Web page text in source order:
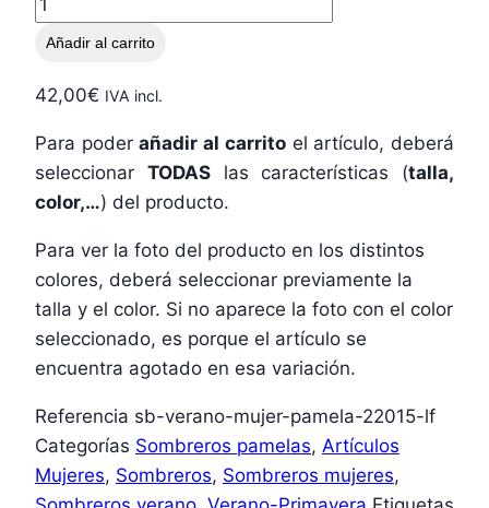
Añadir al carrito
42,00€ IVA incl.
Para poderañadir al carritoel artículo, deberá
seleccionar TODASlas características (talla,
color,…) del producto.
Para ver la foto del producto en los distintos
colores, deberá seleccionar previamente la
talla y el color. Si no aparece la foto con el color
seleccionado, es porque el artículo se
encuentra agotado en esa variación.
Referencia sb-verano-mujer-pamela-22015-lf
Categorías Sombreros pamelas, Artículos
Mujeres, Sombreros, Sombreros mujeres,